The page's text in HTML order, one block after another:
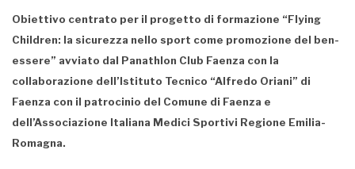
Obiettivo centrato per il progetto di formazione “Flying
Children: la sicurezza nello sport come promozione del ben-
essere” avviato dal Panathlon Club Faenza con la
collaborazione dell’Istituto Tecnico “Alfredo Oriani” di
Faenza con il patrocinio del Comune di Faenza e
dell’Associazione Italiana Medici Sportivi Regione Emilia-
Romagna.